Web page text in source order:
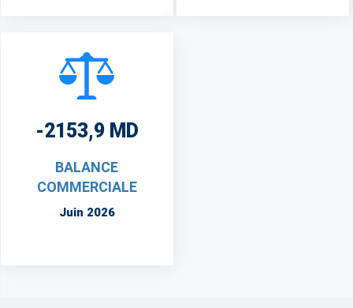
-2153,9 MD
BALANCE
COMMERCIALE
Juin 2026